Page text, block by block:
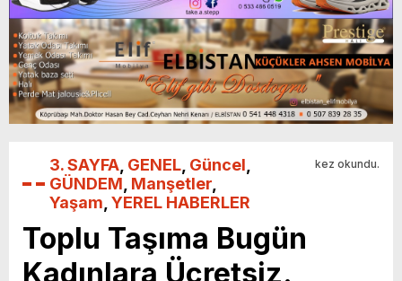
3. SAYFA GENEL Güncel
GÜNDEM Manşetler
Yaşam YEREL HABERLER
kez okundu.
Toplu Taşıma Bugün
Kadınlara Ücretsiz.